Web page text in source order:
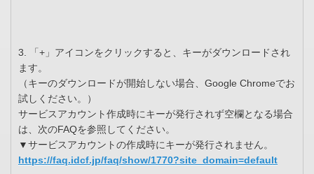
3. 「+」アイコンをクリックすると、キーがダウンロードされ
ます。
（キーのダウンロードが開始しない場合、Google Chromeでお
試しください。）
サービスアカウント作成時にキーが発行されず空欄となる場合
は、次のFAQを参照してください。
▼サービスアカウントの作成時にキーが発行されません。
https://faq.idcf.jp/faq/show/1770?site_domain=default